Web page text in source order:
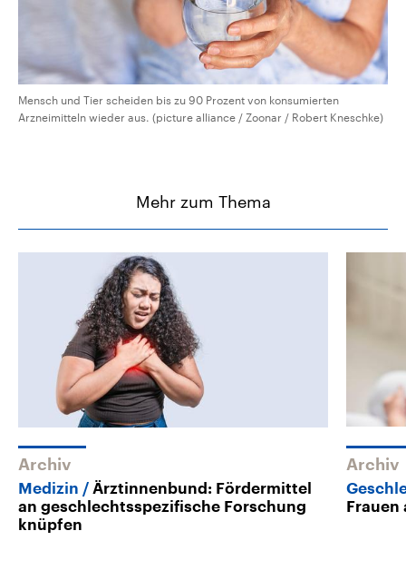
Mensch und Tier scheiden bis zu 90 Prozent von konsumierten
Arzneimitteln wieder aus. (picture alliance / Zoonar / Robert Kneschke)
Mehr zum Thema
Archiv
Medizin
Ärztinnenbund: Fördermittel
an geschlechtsspezifische Forschung
knüpfen
Archiv